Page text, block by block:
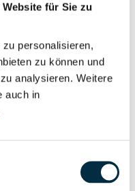
für Sie zu
personalisieren,
zu können und
analysieren. Weitere
auch in